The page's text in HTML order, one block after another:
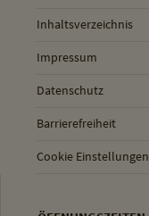
Inhaltsverzeichnis
Impressum
Datenschutz
Barrierefreiheit
Cookie Einstellungen